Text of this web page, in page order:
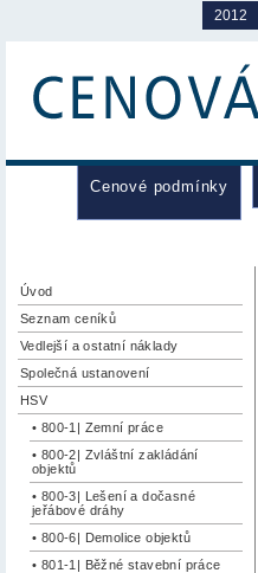
2012
Cenové podmínky
Úvod
Seznam ceníků
Vedlejší a ostatní náklady
Společná ustanovení
HSV
• 800-1| Zemní práce
• 800-2| Zvláštní zakládání
objektů
• 800-3| Lešení a dočasné
jeřábové dráhy
• 800-6| Demolice objektů
• 801-1| Běžné stavební práce